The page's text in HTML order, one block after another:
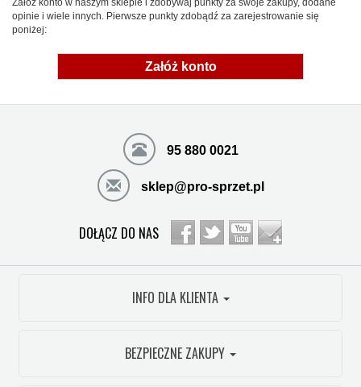
Załóż konto w naszym sklepie i zdobywaj punkty za swoje zakupy, dodane
opinie i wiele innych. Pierwsze punkty zdobądź za zarejestrowanie się
poniżej:
Załóż konto
95 880 0021
sklep@pro-sprzet.pl
DOŁĄCZ DO NAS
INFO DLA KLIENTA
BEZPIECZNE ZAKUPY